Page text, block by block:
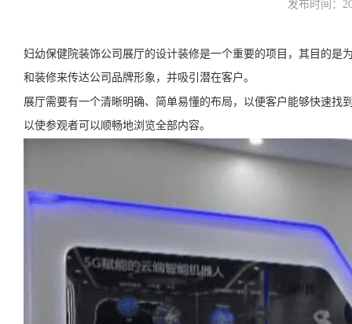
发布时间：
妇幼保健院装饰公司展厅的设计装修是一个重要的项目，其目的
和装修来传达公司品牌形象，并吸引潜在客户。
展厅需要有一个清晰明确、简单易懂的布局，以便客户能够快速
以使参观者可以顺畅地浏览全部内容。